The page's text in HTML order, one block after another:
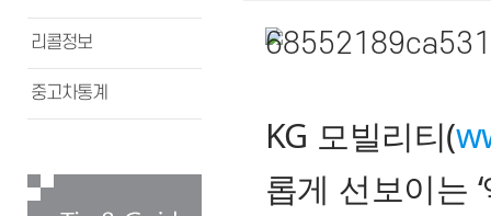
리콜정보
중고차통계
KG 모빌리티(
롭게 선보이는